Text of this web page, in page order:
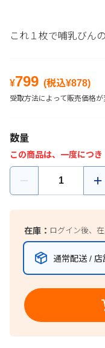
これ１枚で哺乳びん
¥799 (税込¥878)
受取方法によって販売価格が
数量
この商品は、一度につき
在庫： ログイン後、
通常配送 / 店